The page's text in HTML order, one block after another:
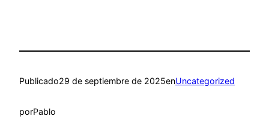
Publicado29 de septiembre de 2025enUncategorized
porPablo